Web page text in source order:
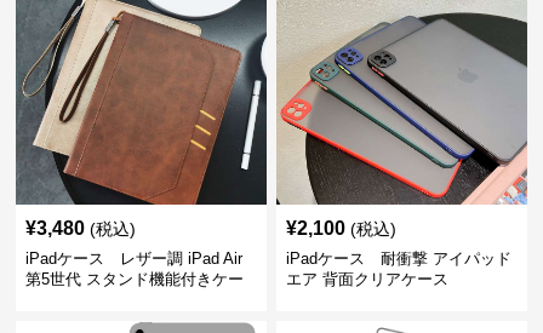
¥3,480 (税込)
iPadケース レザー調 iPad Air
第5世代 スタンド機能付きケー
¥2,100 (税込)
iPadケース 耐衝撃 アイパッド
エア 背面クリアケース